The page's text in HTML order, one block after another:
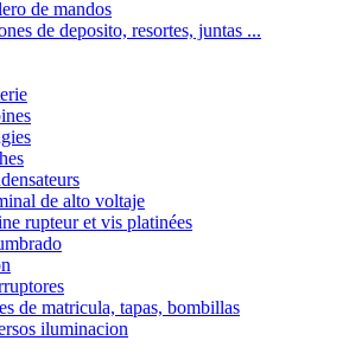
de mandos
de deposito, resortes, juntas ...
de alto voltaje
rupteur et vis platinées
de matricula, tapas, bombillas
iluminacion